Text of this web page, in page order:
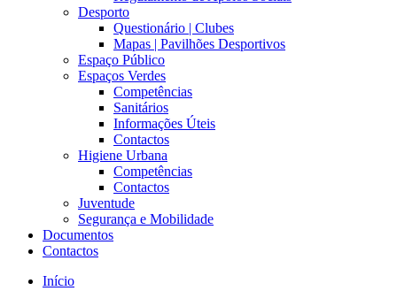
Desporto
Questionário | Clubes
Mapas | Pavilhões Desportivos
Espaço Público
Espaços Verdes
Competências
Sanitários
Informações Úteis
Contactos
Higiene Urbana
Competências
Contactos
Juventude
Segurança e Mobilidade
Documentos
Contactos
Início